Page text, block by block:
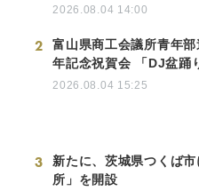
2026.08.04 14:00
2
富山県商工会議所青年
年記念祝賀会 「DJ盆踊
2026.08.04 15:25
3
新たに、茨城県つくば
所」を開設